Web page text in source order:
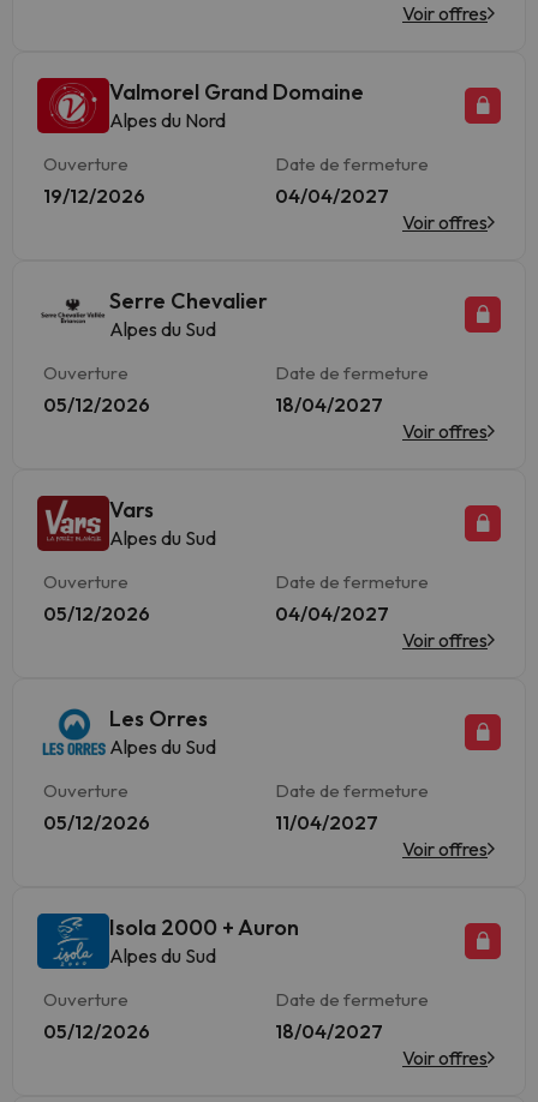
Voir offres
Valmorel Grand Domaine
Alpes du Nord
Ouverture
19/12/2026
Date de fermeture
04/04/2027
Voir offres
Serre Chevalier
Alpes du Sud
Ouverture
05/12/2026
Date de fermeture
18/04/2027
Voir offres
Vars
Alpes du Sud
Ouverture
05/12/2026
Date de fermeture
04/04/2027
Voir offres
Les Orres
Alpes du Sud
Ouverture
05/12/2026
Date de fermeture
11/04/2027
Voir offres
Isola 2000 + Auron
Alpes du Sud
Ouverture
05/12/2026
Date de fermeture
18/04/2027
Voir offres